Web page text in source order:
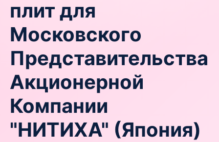
плит для
Московского
Представительства
Акционерной
Компании
"НИТИХА" (Япония)